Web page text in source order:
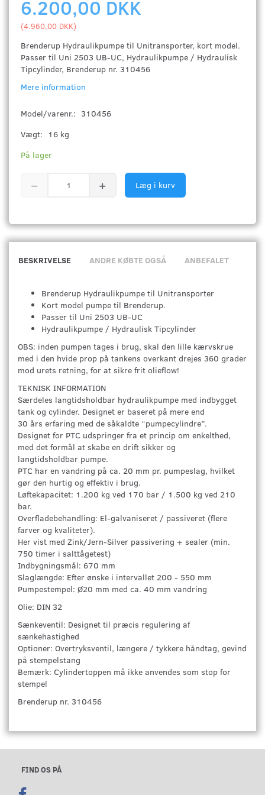
6.200,00 DKK
(4.960,00 DKK)
Brenderup Hydraulikpumpe til Unitransporter, kort model.
Passer til Uni 2503 UB-UC, Hydraulikpumpe / Hydraulisk
Tipcylinder, Brenderup nr. 310456
Mere information
Model/varenr.: 310456
Vægt:
16 kg
På lager
Læg i kurv
BESKRIVELSE ANDRE KØBTE OGSÅ ANBEFALET
Brenderup Hydraulikpumpe til Unitransporter
Kort model pumpe til Brenderup.
Passer til Uni 2503 UB-UC
Hydraulikpumpe / Hydraulisk Tipcylinder
OBS: inden pumpen tages i brug, skal den lille kærvskrue
med i den hvide prop på tankens overkant drejes 360 grader
mod urets retning, for at sikre frit olieflow!
TEKNISK INFORMATION
Særdeles langtidsholdbar hydraulikpumpe med indbygget
tank og cylinder. Designet er baseret på mere end
30 års erfaring med de såkaldte “pumpecylindre”.
Designet for PTC udspringer fra et princip om enkelthed,
med det formål at skabe en drift sikker og
langtidsholdbar pumpe.
PTC har en vandring på ca. 20 mm pr. pumpeslag, hvilket
gør den hurtig og effektiv i brug.
Løftekapacitet: 1.200 kg ved 170 bar / 1.500 kg ved 210
bar.
Overfladebehandling: El-galvaniseret / passiveret (flere
farver og kvaliteter).
Her vist med Zink/Jern-Silver passivering + sealer (min.
750 timer i salttågetest)
Indbygningsmål: 670 mm
Slaglængde: Efter ønske i intervallet 200 - 550 mm
Pumpestempel: Ø20 mm med ca. 40 mm vandring
Olie: DIN 32
Sænkeventil: Designet til præcis regulering af
sænkehastighed
Optioner: Overtryksventil, længere / tykkere håndtag, gevind
på stempelstang
Bemærk: Cylindertoppen må ikke anvendes som stop for
stempel
Brenderup nr. 310456
FIND OS PÅ